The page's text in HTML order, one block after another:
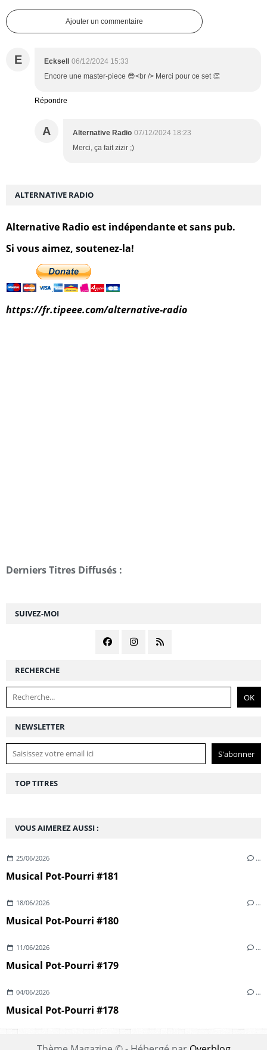
Ajouter un commentaire
E Ecksell 06/12/2024 15:33
Encore une master-piece 😎<br /> Merci pour ce set 👏
Répondre
A Alternative Radio 07/12/2024 18:23
Merci, ça fait zizir ;)
NEWSLETTER
SUIVEZ-MOI
RECHERCHE
VOUS AIMEREZ AUSSI :
25/06/2026 …
Musical Pot-Pourri #181
18/06/2026 …
Musical Pot-Pourri #180
11/06/2026 …
Musical Pot-Pourri #179
04/06/2026 …
Musical Pot-Pourri #178
ALTERNATIVE RADIO
Alternative Radio est indépendante et sans pub.
Si vous aimez, soutenez-la!
https://fr.tipeee.com/alternative-radio
Derniers Titres Diffusés :
TOP TITRES